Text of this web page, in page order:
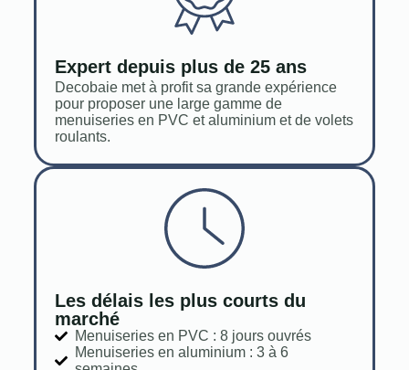
Expert depuis plus de 25 ans
Decobaie met à profit sa grande expérience
pour proposer une large gamme de
menuiseries en PVC et aluminium et de volets
roulants.
Les délais les plus courts du
marché
Menuiseries en PVC : 8 jours ouvrés
Menuiseries en aluminium : 3 à 6